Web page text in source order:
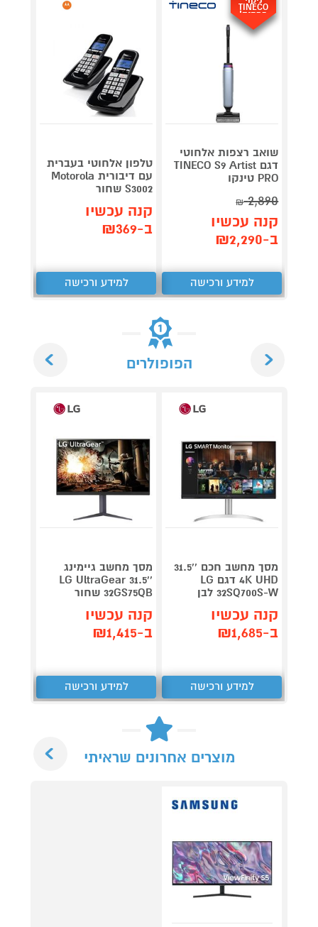
TINECO
במתנה!
שואב רצפות אלחוטי
דגם TINECO S9 Artist
PRO טינקו
2,890
₪
קנה עכשיו
ב-₪2,290
למידע ורכישה
טלפון אלחוטי בעברית
עם דיבורית Motorola
S3002 שחור
קנה עכשיו
ב-₪369
למידע ורכישה
הפופולרים
מסך מחשב חכם ''31.5
4K UHD דגם LG
32SQ700S-W לבן
קנה עכשיו
ב-₪1,685
למידע ורכישה
מסך מחשב גיימינג
''31.5 LG UltraGear
32GS75QB שחור
קנה עכשיו
ב-₪1,415
למידע ורכישה
מוצרים אחרונים שראיתי